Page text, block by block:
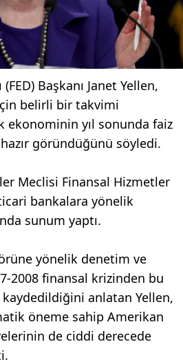
Başkanı Janet Yellen,
belirli bir takvimi
ekonominin yıl sonunda faiz
göründüğünü söyledi.
Meclisi Finansal Hizmetler
bankalara yönelik
sunum yaptı.
yönelik denetim ve
2008 finansal krizinden bu
anlatan Yellen,
öneme sahip Amerikan
de ciddi derecede